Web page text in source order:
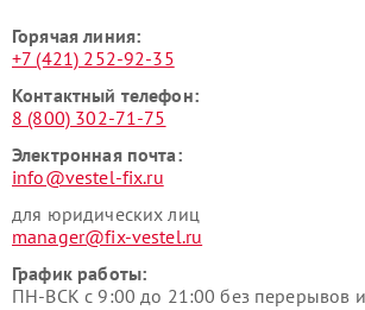
Горячая линия:
+7 (421) 252-92-35
Контактный телефон:
8 (800) 302-71-75
Электронная почта:
info@vestel-fix.ru
для юридических лиц
manager@fix-vestel.ru
График работы:
ПН-ВСК с 9:00 до 21:00 без перерывов